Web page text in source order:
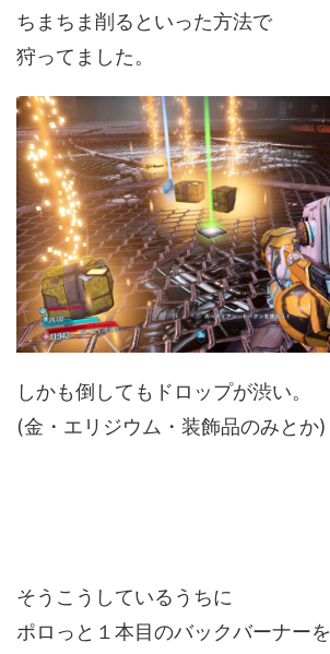
ちまちま削るといった方法で
狩ってました。
しかも倒してもドロップが渋い。
(金・エリジウム・装飾品のみとか)
そうこうしているうちに
ポロっと１本目のバックバーナーを